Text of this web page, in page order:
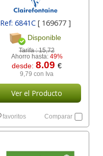
Ref: 6841C [ 169677 ]
Disponible
Tarifa :15,72
Ahorro hasta: 49%
desde:8.09€
9,79 con Iva
Ver el Producto
favoritos Comparar